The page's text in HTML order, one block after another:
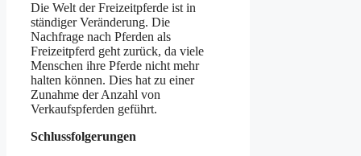
Die Welt der Freizeitpferde ist in
ständiger Veränderung. Die
Nachfrage nach Pferden als
Freizeitpferd geht zurück, da viele
Menschen ihre Pferde nicht mehr
halten können. Dies hat zu einer
Zunahme der Anzahl von
Verkaufspferden geführt.
Schlussfolgerungen